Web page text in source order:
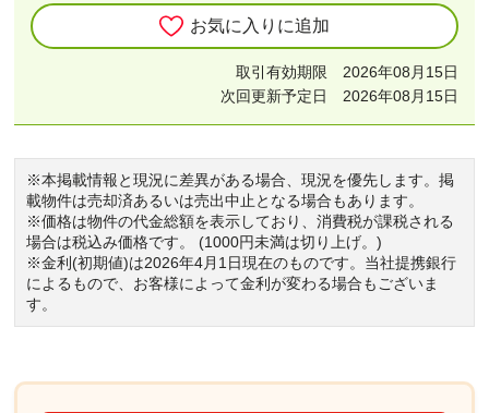
お気に入りに追加
取引有効期限 2026年08月15日
次回更新予定日 2026年08月15日
※本掲載情報と現況に差異がある場合、現況を優先します。掲
載物件は売却済あるいは売出中止となる場合もあります。
※価格は物件の代金総額を表示しており、消費税が課税される
場合は税込み価格です。 (1000円未満は切り上げ。)
※金利(初期値)は2026年4月1日現在のものです。当社提携銀行
によるもので、お客様によって金利が変わる場合もございま
す。